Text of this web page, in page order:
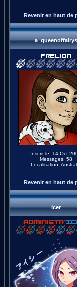
Revenir en haut de
a_queenoffairys
Inscrit le: 14 Oct
Messages: 58
Localisation:
Revenir en haut de
Icer